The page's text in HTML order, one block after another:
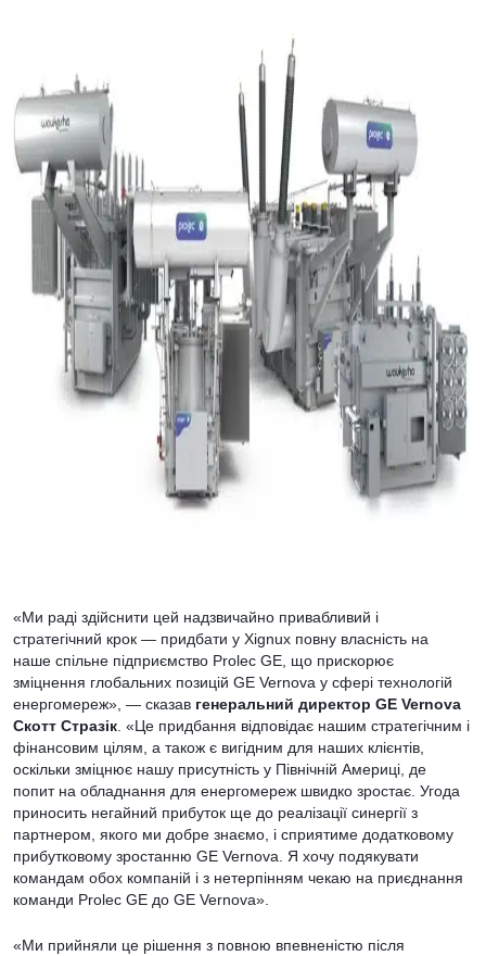
«Ми раді здійснити цей надзвичайно привабливий і
стратегічний крок — придбати у Xignux повну власність на
наше спільне підприємство Prolec GE, що прискорює
зміцнення глобальних позицій GE Vernova у сфері технологій
енергомереж», — сказав генеральний директор GE Vernova
Скотт Стразік . «Це придбання відповідає нашим стратегічним і
фінансовим цілям, а також є вигідним для наших клієнтів,
оскільки зміцнює нашу присутність у Північній Америці, де
попит на обладнання для енергомереж швидко зростає. Угода
приносить негайний прибуток ще до реалізації синергії з
партнером, якого ми добре знаємо, і сприятиме додатковому
прибутковому зростанню GE Vernova. Я хочу подякувати
командам обох компаній і з нетерпінням чекаю на приєднання
команди Prolec GE до GE Vernova».
«Ми прийняли це рішення з повною впевненістю після